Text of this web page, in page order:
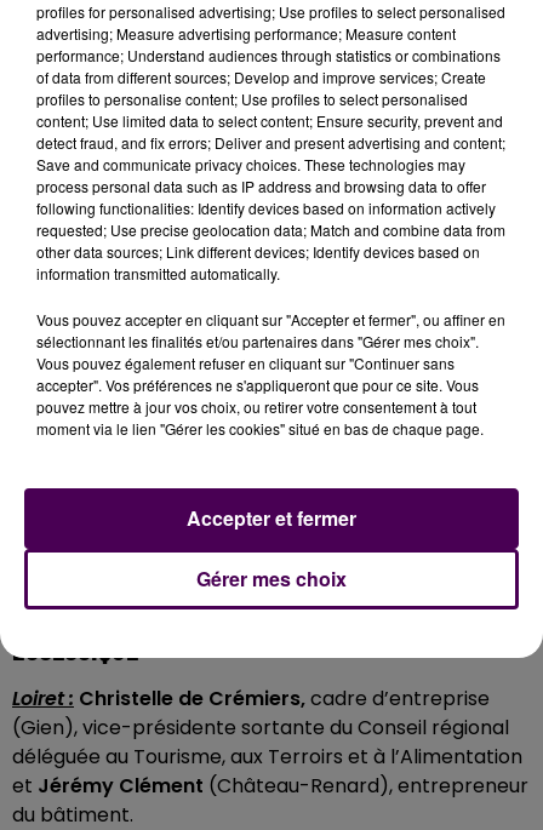
Jérémy Clément, Christelle de Crémiers et Gildas
Vieira à Blois © Nicolas Terrien
LES BINÔMES"TÊTES DE LISTE"DE DÉMOCRATIE
ECOLOGIQUE
Loiret : Christelle de Crémiers,cadre d’entreprise
(Gien), vice-présidente sortante du Conseil régional
déléguée au Tourisme, aux Terroirs et à l’Alimentation
et Jérémy Clément (Château-Renard), entrepreneur
du bâtiment.
profiles for personalised advertising; Use profiles to select personalised
advertising; Measure advertising performance; Measure content
performance; Understand audiences through statistics or combinations
of data from different sources; Develop and improve services; Create
profiles to personalise content; Use profiles to select personalised
content; Use limited data to select content; Ensure security, prevent and
detect fraud, and fix errors; Deliver and present advertising and content;
Save and communicate privacy choices. These technologies may
process personal data such as IP address and browsing data to offer
following functionalities: Identify devices based on information actively
requested; Use precise geolocation data; Match and combine data from
other data sources; Link different devices; Identify devices based on
information transmitted automatically.
Vous pouvez accepter en cliquant sur "Accepter et fermer", ou affiner en
sélectionnant les finalités et/ou partenaires dans "Gérer mes choix".
Vous pouvez également refuser en cliquant sur "Continuer sans
accepter". Vos préférences ne s'appliqueront que pour ce site. Vous
pouvez mettre à jour vos choix, ou retirer votre consentement à tout
moment via le lien "Gérer les cookies" situé en bas de chaque page.
Gérer mes choix
Accepter et fermer